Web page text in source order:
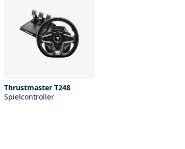
Thrustmaster T248
Spielcontroller